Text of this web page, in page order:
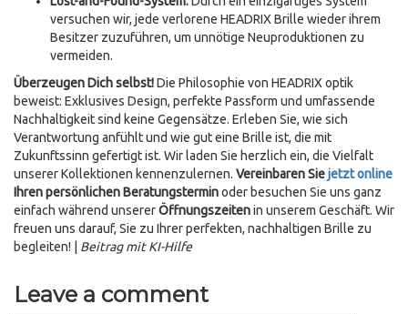
versuchen wir, jede verlorene HEADRIX Brille wieder ihrem
Besitzer zuzuführen, um unnötige Neuproduktionen zu
vermeiden.
Überzeugen Dich selbst!Die Philosophie von HEADRIX optik
beweist: Exklusives Design, perfekte Passform und umfassende
Nachhaltigkeit sind keine Gegensätze. Erleben Sie, wie sich
Verantwortung anfühlt und wie gut eine Brille ist, die mit
Zukunftssinn gefertigt ist. Wir laden Sie herzlich ein, die Vielfalt
unserer Kollektionen kennenzulernen. Vereinbaren Siejetzt online
Ihren persönlichen Beratungsterminoder besuchen Sie uns ganz
einfach während unsererÖffnungszeitenin unserem Geschäft. Wir
freuen uns darauf, Sie zu Ihrer perfekten, nachhaltigen Brille zu
begleiten! | Beitrag mit KI-Hilfe
Leave a comment